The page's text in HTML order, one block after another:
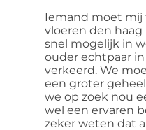
Iemand moet mij
vloeren den
snel mogelijk in
ouder echtpaar
verkeerd. We
een groter
we op zoek nou
wel een ervaren
zeker weten dat